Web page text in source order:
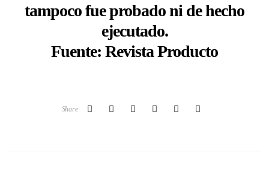
tampoco fue probado ni de hecho
ejecutado.
Fuente: Revista Producto
Share